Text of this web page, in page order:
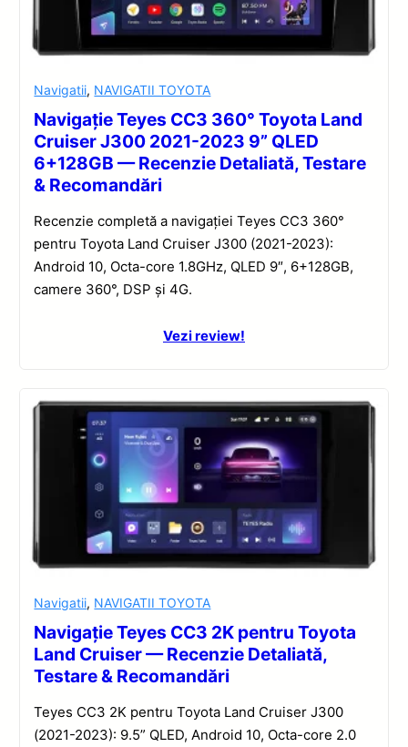
Navigatii, NAVIGATII TOYOTA
Navigație Teyes CC3 360° Toyota Land
Cruiser J300 2021-2023 9” QLED
6+128GB — Recenzie Detaliată, Testare
& Recomandări
Recenzie completă a navigației Teyes CC3 360°
pentru Toyota Land Cruiser J300 (2021-2023):
Android 10, Octa-core 1.8GHz, QLED 9″, 6+128GB,
camere 360°, DSP și 4G.
Vezi review!
Navigatii, NAVIGATII TOYOTA
Navigație Teyes CC3 2K pentru Toyota
Land Cruiser — Recenzie Detaliată,
Testare & Recomandări
Teyes CC3 2K pentru Toyota Land Cruiser J300
(2021-2023): 9.5” QLED, Android 10, Octa-core 2.0